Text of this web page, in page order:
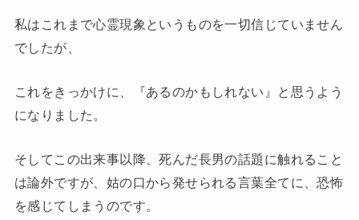
私はこれまで心霊現象というものを一切信じていません
でしたが、
これをきっかけに、『あるのかもしれない』と思うよう
になりました。
そしてこの出来事以降、死んだ長男の話題に触れること
は論外ですが、姑の口から発せられる言葉全てに、恐怖
を感じてしまうのです。